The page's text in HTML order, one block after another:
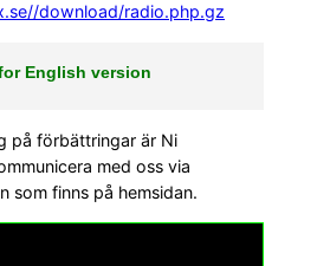
download/radio.php.gz
English version
på förbättringar är Ni
med oss via
som finns på hemsidan.